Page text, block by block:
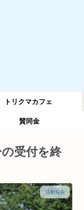
トリクマカフェ
賛同金
受付を終
活動報告